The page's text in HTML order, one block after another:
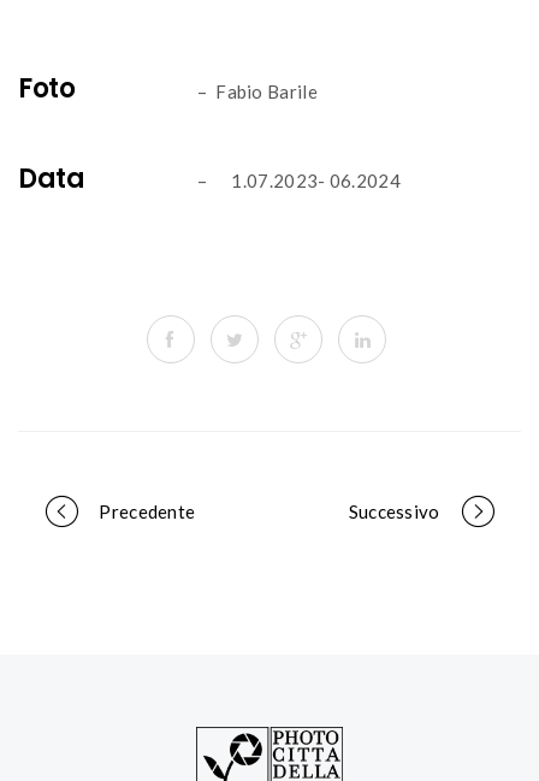
Foto – Fabio Barile
Data – 1.07.2023- 06.2024
Portfolio
Precedente Successivo